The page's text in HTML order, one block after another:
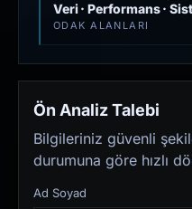
Veri · Performans ·
ODAK ALANLARI
Ön Analiz Talebi
Bilgileriniz güvenli
durumuna göre hızlı
Ad Soyad